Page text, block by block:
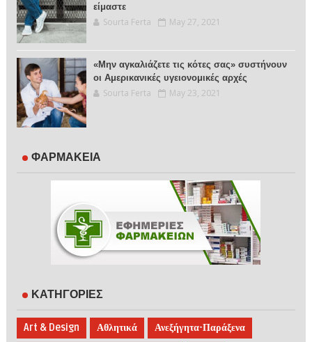
είμαστε
Sourta Ferta May 27, 2021
«Μην αγκαλιάζετε τις κότες σας» συστήνουν
οι Αμερικανικές υγειονομικές αρχές
Sourta Ferta May 23, 2021
ΦΑΡΜΑΚΕΙΑ
ΚΑΤΗΓΟΡΙΕΣ
Art & Design Αθλητικά Ανεξήγητα-Παράξενα